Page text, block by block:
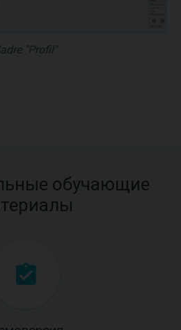
"Profil"
обучающие